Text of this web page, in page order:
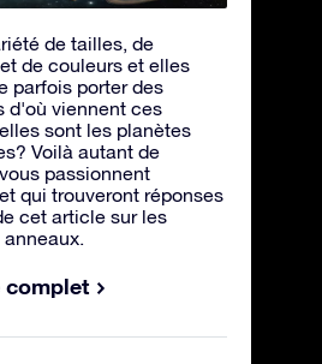
de tailles, de
de couleurs et elles
parfois porter des
d'où viennent ces
sont les planètes
Voilà autant de
passionnent
qui trouveront réponses
cet article sur les